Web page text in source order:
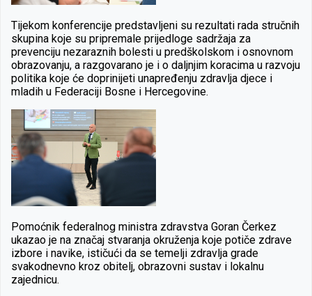
Tijekom konferencije predstavljeni su rezultati rada stručnih
skupina koje su pripremale prijedloge sadržaja za
prevenciju nezaraznih bolesti u predškolskom i osnovnom
obrazovanju, a razgovarano je i o daljnjim koracima u razvoju
politika koje će doprinijeti unapređenju zdravlja djece i
mladih u Federaciji Bosne i Hercegovine.
Pomoćnik federalnog ministra zdravstva Goran Čerkez
ukazao je na značaj stvaranja okruženja koje potiče zdrave
izbore i navike, ističući da se temelji zdravlja grade
svakodnevno kroz obitelj, obrazovni sustav i lokalnu
zajednicu.